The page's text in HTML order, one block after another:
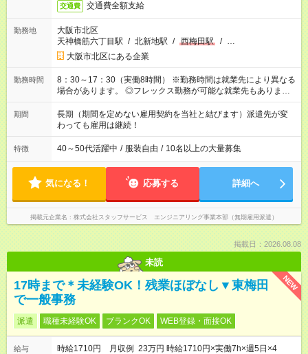
交通費 交通費全額支給
勤務地
大阪市北区
天神橋筋六丁目駅 / 北新地駅 / 西梅田駅 / …
大阪市北区にある企業
勤務時間
8：30～17：30（実働8時間） ※勤務時間は就業先により異なる
場合があります。 ◎フレックス勤務が可能な就業先もありま
す。 ◎今よりもさらに働きやすい環境をつくるべく、 働き方
改革に全社をあげて取り組んでいます。
期間
長期（期間を定めない雇用契約を当社と結びます）派遣先が変
わっても雇用は継続！
特徴 40～50代活躍中 / 服装自由 / 10名以上の大量募集
気になる！ 応募する 詳細へ
掲載元企業名 株式会社スタッフサービス エンジニアリング事業本部（無期雇用派遣）
掲載日：2026.08.08
未読
NEW
17時まで＊未経験OK！残業ほぼなし▼東梅田
で一般事務
派遣 職種未経験OK ブランクOK WEB登録・面接OK
給与
時給1710円 月収例 23万円 時給1710円×実働7h×週5日×4